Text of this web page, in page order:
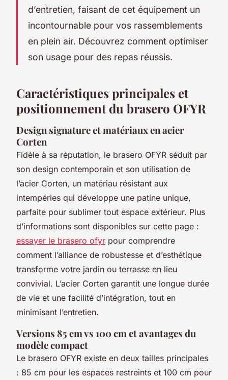
d’entretien, faisant de cet équipement un
incontournable pour vos rassemblements
en plein air. Découvrez comment optimiser
son usage pour des repas réussis.
Caractéristiques principales et
positionnement du brasero OFYR
Design signature et matériaux en acier
Corten
Fidèle à sa réputation, le brasero OFYR séduit par
son design contemporain et son utilisation de
l’acier Corten, un matériau résistant aux
intempéries qui développe une patine unique,
parfaite pour sublimer tout espace extérieur. Plus
d’informations sont disponibles sur cette page :
essayer le brasero ofyr pour comprendre
comment l’alliance de robustesse et d’esthétique
transforme votre jardin ou terrasse en lieu
convivial. L’acier Corten garantit une longue durée
de vie et une facilité d’intégration, tout en
minimisant l’entretien.
Versions 85 cm vs 100 cm et avantages du
modèle compact
Le brasero OFYR existe en deux tailles principales
: 85 cm pour les espaces restreints et 100 cm pour